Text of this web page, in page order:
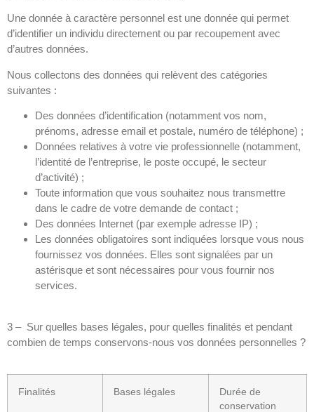
Une donnée à caractère personnel est une donnée qui permet
d’identifier un individu directement ou par recoupement avec
d’autres données.
Nous collectons des données qui relèvent des catégories
suivantes :
Des données d’identification (notamment vos nom,
prénoms, adresse email et postale, numéro de téléphone) ;
Données relatives à votre vie professionnelle (notamment,
l’identité de l’entreprise, le poste occupé, le secteur
d’activité) ;
Toute information que vous souhaitez nous transmettre
dans le cadre de votre demande de contact ;
Des données Internet (par exemple adresse IP) ;
Les données obligatoires sont indiquées lorsque vous nous
fournissez vos données. Elles sont signalées par un
astérisque et sont nécessaires pour vous fournir nos
services.
3 – Sur quelles bases légales, pour quelles finalités et pendant
combien de temps conservons-nous vos données personnelles ?
Finalités Bases légales
Durée de
conservation